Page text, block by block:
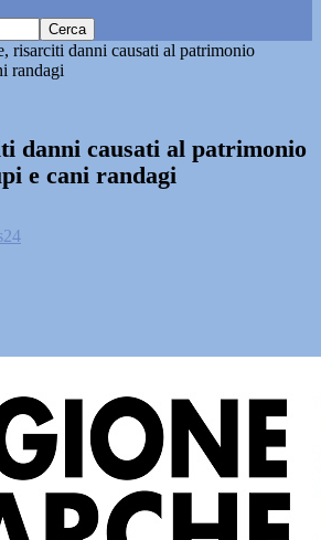
risarciti danni causati al patrimonio
randagi
danni causati al patrimonio
e cani randagi